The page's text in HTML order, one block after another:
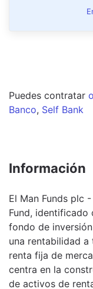
Puedes contratar
Banco, Self Bank
Información
El Man Funds plc
Fund, identificado
fondo de
una rentabilidad
renta fija de
centra en la
de activos de